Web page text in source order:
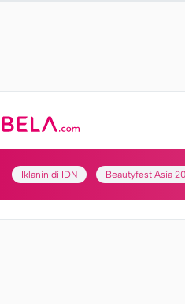
Iklanin di IDN Beautyfest Asia